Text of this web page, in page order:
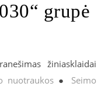
grupė
žiniasklaidai
nuotraukos● Seimo